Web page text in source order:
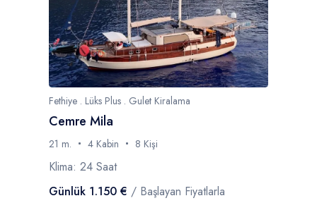
Fethiye . Lüks Plus . Gulet Kiralama
Cemre Mila
21 m. 4 Kabin 8 Kişi
Klima: 24 Saat
Günlük 1.150 € / Başlayan Fiyatlarla